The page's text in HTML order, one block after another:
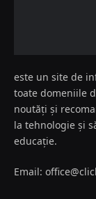
este un site de
toate domeniile
noutăți și
la tehnologie și
educație.
Email: